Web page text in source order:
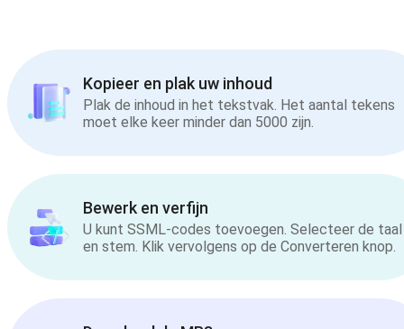
Kopieer en plak uw inhoud
Plak de inhoud in het tekstvak. Het aantal tekens
moet elke keer minder dan 5000 zijn.
Bewerk en verfijn
U kunt SSML-codes toevoegen. Selecteer de taal
en stem. Klik vervolgens op de Converteren knop.